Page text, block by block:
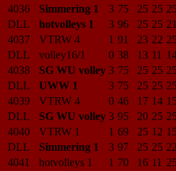
4036
Simmering 1 3 75 25 25
DLL
hotvolleys 1 3 96 25 25 21
4037
VTRW 4 1 91 23 22
DLL
volley16/1 0 38 13 11
4038
SG WU volley 3 75 25 25
DLL
UWW 1 3 75 25 25
4039
VTRW 4 0 46 17 14
DLL
SG WU volley 3 95 20 25
4040
VTRW 1 1 69 25 12
DLL
Simmering 1 3 97 25 25 22
4041
hotvolleys 1 1 70 16 11